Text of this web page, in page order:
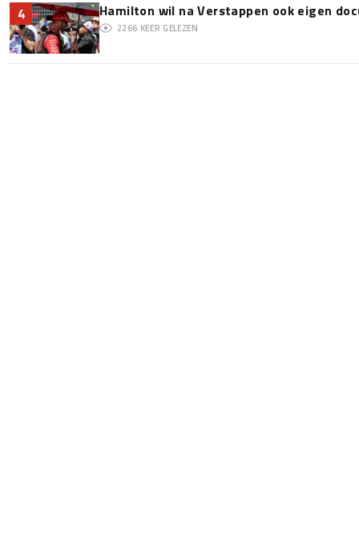
4 Hamilton wil na Verstappen ook eigen
2266 KEER GELEZEN